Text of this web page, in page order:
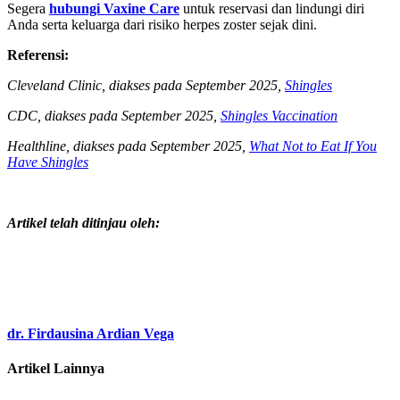
Segera hubungi Vaxine Care untuk reservasi dan lindungi diri
Anda serta keluarga dari risiko herpes zoster sejak dini.
Referensi:
Cleveland Clinic, diakses pada September 2025, Shingles
CDC, diakses pada September 2025, Shingles Vaccination
Healthline, diakses pada September 2025, What Not to Eat If You
Have Shingles
Artikel telah ditinjau oleh:
dr. Firdausina Ardian Vega
Artikel Lainnya